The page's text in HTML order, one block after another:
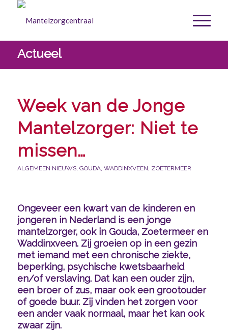
Actueel
Week van de Jonge
Mantelzorger: Niet te
missen…
ALGEMEEN NIEUWS, GOUDA, WADDINXVEEN, ZOETERMEER
Ongeveer een kwart van de kinderen en
jongeren in Nederland is een jonge
mantelzorger, ook in Gouda, Zoetermeer en
Waddinxveen. Zij groeien op in een gezin
met iemand met een chronische ziekte,
beperking, psychische kwetsbaarheid
en/of verslaving. Dat kan een ouder zijn,
een broer of zus, maar ook een grootouder
of goede buur. Zij vinden het zorgen voor
een ander vaak normaal, maar het kan ook
zwaar zijn.